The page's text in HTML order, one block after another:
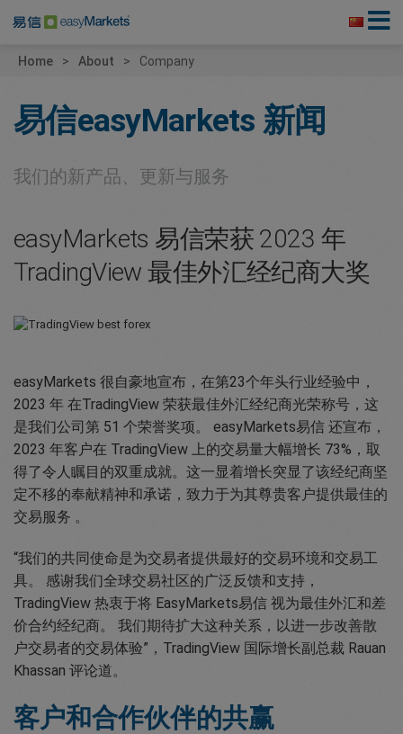
Home About Company
易信easyMarkets 新闻
我们的新产品、更新与服务
easyMarkets 易信荣获 2023 年
TradingView 最佳外汇经纪商大奖
easyMarkets 很自豪地宣布，在第23个年头行业经验中，
2023 年 在TradingView 荣获最佳外汇经纪商光荣称号，这
是我们公司第 51 个荣誉奖项。 easyMarkets易信 还宣布，
2023 年客户在 TradingView 上的交易量大幅增长 73%，取
得了令人瞩目的双重成就。这一显着增长突显了该经纪商坚
定不移的奉献精神和承诺，致力于为其尊贵客户提供最佳的
交易服务 。
“我们的共同使命是为交易者提供最好的交易环境和交易工
具。 感谢我们全球交易社区的广泛反馈和支持，
TradingView 热衷于将 EasyMarkets易信 视为最佳外汇和差
价合约经纪商。 我们期待扩大这种关系，以进一步改善散
户交易者的交易体验”，TradingView 国际增长副总裁 Rauan
Khassan 评论道。
客户和合作伙伴的共赢